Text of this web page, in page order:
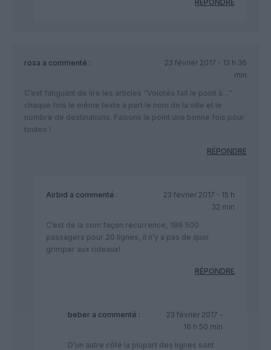
RÉPONDRE
rosa a commenté :
23 février 2017 - 13 h 36
min
C’est fatiguant de lire les articles “Volotéa fait le point à…”
chaque fois le même texte à part le nom de la ville et le
nombre de destinations. Faisons le point une bonne fois pour
toutes !
RÉPONDRE
Airbid a commenté :
23 février 2017 - 15 h
32 min
C’est de la com façon récurrence, 189 500
passagers pour 20 lignes, il n’y a pas de quoi
grimper aux rideaux!
RÉPONDRE
beber a commenté :
23 février 2017 -
16 h 50 min
D’un autre côté la plupart des lignes sont